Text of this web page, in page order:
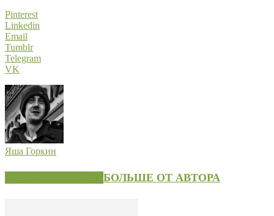
Pinterest
Linkedin
Email
Tumblr
Telegram
VK
Яша Горкин
БОЛЬШЕ ОТ АВТОРА